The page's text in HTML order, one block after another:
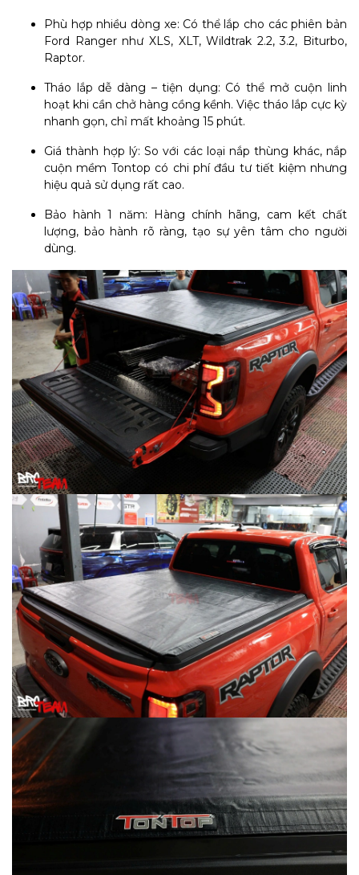
Phù hợp nhiều dòng xe: Có thể lắp cho các phiên bản
Ford Ranger như XLS, XLT, Wildtrak 2.2, 3.2, Biturbo,
Raptor.
Tháo lắp dễ dàng – tiện dụng: Có thể mở cuộn linh
hoạt khi cần chở hàng cồng kềnh. Việc tháo lắp cực kỳ
nhanh gọn, chỉ mất khoảng 15 phút.
Giá thành hợp lý: So với các loại nắp thùng khác, nắp
cuộn mềm Tontop có chi phí đầu tư tiết kiệm nhưng
hiệu quả sử dụng rất cao.
Bảo hành 1 năm: Hàng chính hãng, cam kết chất
lượng, bảo hành rõ ràng, tạo sự yên tâm cho người
dùng.